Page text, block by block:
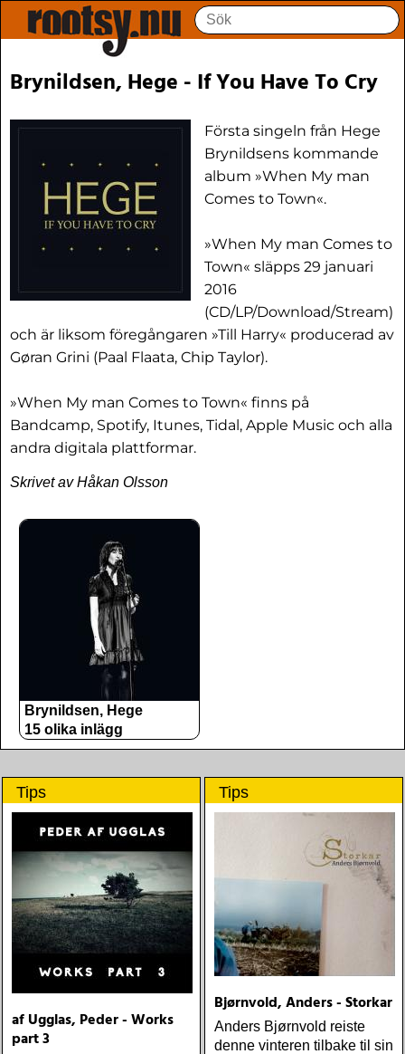
Brynildsen, Hege - If You Have To Cry
Första singeln från Hege
Brynildsens kommande
album »When My man
Comes to Town«.
»When My man Comes to
Town« släpps 29 januari
2016
(CD/LP/Download/Stream)
och är liksom föregångaren »Till Harry« producerad av
Gøran Grini (Paal Flaata, Chip Taylor).
»When My man Comes to Town« finns på
Bandcamp, Spotify, Itunes, Tidal, Apple Music och alla
andra digitala plattformar.
Skrivet av Håkan Olsson
Brynildsen, Hege
15 olika inlägg
Tips
af Ugglas, Peder - Works
part 3
Tips
Bjørnvold, Anders - Storkar
Anders Bjørnvold reiste
denne vinteren tilbake til sin